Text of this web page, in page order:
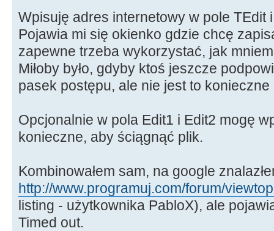
Wpisuję adres internetowy w pole TEdit
Pojawia mi się okienko gdzie chcę
zapewne trzeba wykorzystać, jak
Miłoby było, gdyby ktoś jeszcze
pasek postępu, ale nie jest to konieczne
Opcjonalnie w pola Edit1 i Edit2 mogę
konieczne, aby ściągnąć plik.
Kombinowałem sam, na google
http://www.programuj.com/forum/
listing - użytkownika PabloX), ale
Timed out.